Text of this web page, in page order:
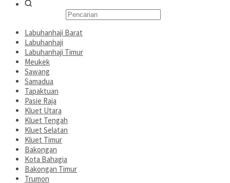
Labuhanhaji Barat
Labuhanhaji
Labuhanhaji Timur
Meukek
Sawang
Samadua
Tapaktuan
Pasie Raja
Kluet Utara
Kluet Tengah
Kluet Selatan
Kluet Timur
Bakongan
Kota Bahagia
Bakongan Timur
Trumon